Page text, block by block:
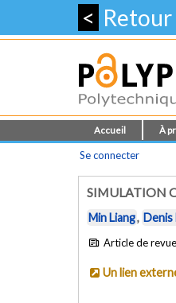
<
Accueil À
Se connecter
SIMULATION
Min Liang,
Article de
Un lien